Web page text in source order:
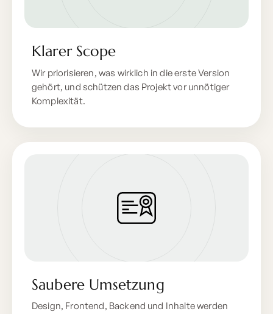
Klarer Scope
Wir priorisieren, was wirklich in die erste Version
gehört, und schützen das Projekt vor unnötiger
Komplexität.
Saubere Umsetzung
Design, Frontend, Backend und Inhalte werden